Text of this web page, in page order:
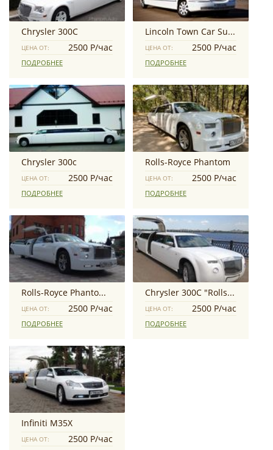
Chrysler 300C
ЦЕНА ОТ: 2500 Р/час
ПОДРОБНЕЕ
Lincoln Town Car Super Stretch
ЦЕНА ОТ: 2500 Р/час
ПОДРОБНЕЕ
Chrysler 300c
ЦЕНА ОТ: 2500 Р/час
ПОДРОБНЕЕ
Rolls-Royce Phantom
ЦЕНА ОТ: 2500 Р/час
ПОДРОБНЕЕ
Rolls-Royce Phantom Exclusive 3D
ЦЕНА ОТ: 2500 Р/час
ПОДРОБНЕЕ
Chrysler 300C "Rolls-Royce Stile"
ЦЕНА ОТ: 2500 Р/час
ПОДРОБНЕЕ
Infiniti M35X
ЦЕНА ОТ: 2500 Р/час